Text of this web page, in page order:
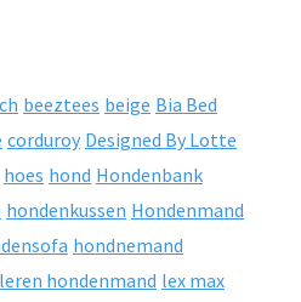
beeztees beige Bia Bed
corduroy Designed By Lotte
hoes hond Hondenbank
hondenkussen Hondenmand
hondnemand
leren hondenmand lex max